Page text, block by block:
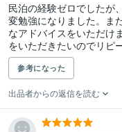
民泊の経験ゼロでしたが
変勉強になりました。ま
なアドバイスをいただけ
をいただきたいのでリピ
参考になった
出品者からの返信を読む